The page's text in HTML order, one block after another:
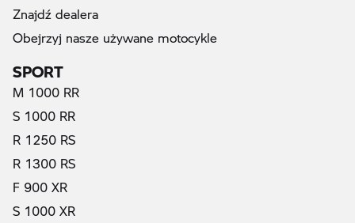
Znajdź dealera
Obejrzyj nasze używane motocykle
SPORT
M 1000 RR
S 1000 RR
R 1250 RS
R 1300 RS
F 900 XR
S 1000 XR